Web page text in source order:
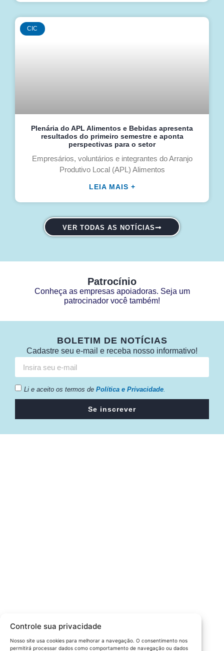
Controle sua privacidade
Nosso site usa cookies para melhorar a navegação. O consentimento nos
permitirá processar dados como comportamento de navegação ou dados
CIC
Plenária do APL Alimentos e Bebidas apresenta
resultados do primeiro semestre e aponta
perspectivas para o setor
Empresários, voluntários e integrantes do Arranjo
Produtivo Local (APL) Alimentos
LEIA MAIS +
VER TODAS AS NOTÍCIAS
Patrocínio
Conheça as empresas apoiadoras. Seja um
patrocinador você também!
BOLETIM DE NOTÍCIAS
Cadastre seu e-mail e receba nosso informativo!
Li e aceito os termos de Política e Privacidade.
Se inscrever
Rua Silva Jardim, 96 Lajeado, Rio Grande do Sul –